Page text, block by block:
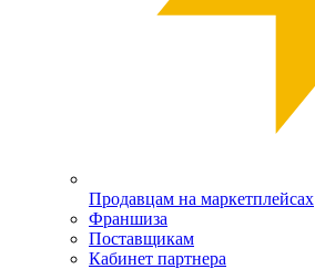
Продавцам на маркетплейсах
Франшиза
Поставщикам
Кабинет партнера